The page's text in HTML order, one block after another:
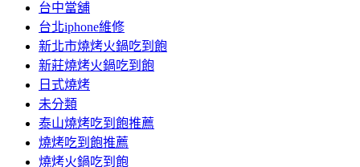
台中當舖
台北iphone維修
新北市燒烤火鍋吃到飽
新莊燒烤火鍋吃到飽
日式燒烤
未分類
泰山燒烤吃到飽推薦
燒烤吃到飽推薦
燒烤火鍋吃到飽